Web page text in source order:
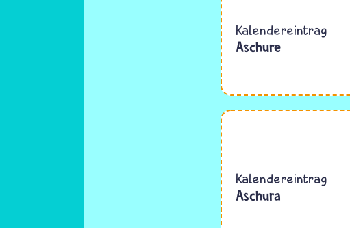
Kalendereintrag
Aschure
Kalendereintrag
Aschura